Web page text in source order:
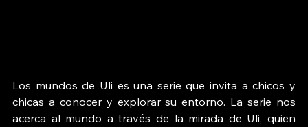
Los mundos de Uli es una serie que invita a chicos y
chicas a conocer y explorar su entorno. La serie nos
acerca al mundo a través de la mirada de Uli, quien